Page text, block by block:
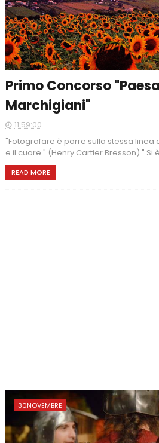
Primo Concorso
Marchigiani"
11:59:00
"Fotografare è porre sulla stessa linea
e il cuore." (Henry Cartier Bresson) " Si
READ MORE
30NOVEMBRE